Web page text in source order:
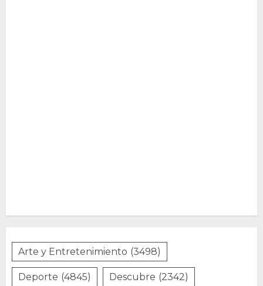
Arte y Entretenimiento (3498)
Deporte (4845) Descubre (2342)